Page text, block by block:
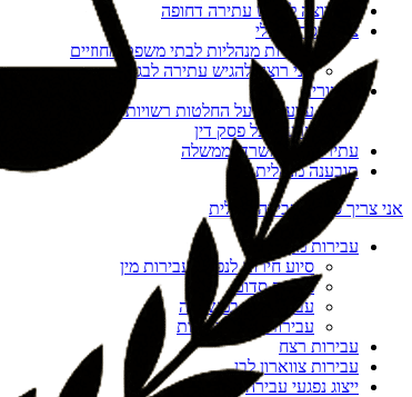
אני רוצה להגיש עתירה דחופה
צו הריסה מנהלי
עתירות מנהליות לבתי משפט מחוזיים
אני רוצה להגיש עתירה לבג"ץ
ערעורים
ערעורים על החלטות רשויות מקומיות
ערעור על פסק דין
עתירות נגד משרדי ממשלה
תובענה מנהלית
אני צריך סיוע בעבירה פלילית
עבירות מין
סיוע חירום לנפגעי עבירות מין
מעשה סדום
עבירות מין במשפחה
עבירות מין דיגיטליות
עבירות רצח
עבירות צווארון לבן
ייצוג נפגעי עבירה